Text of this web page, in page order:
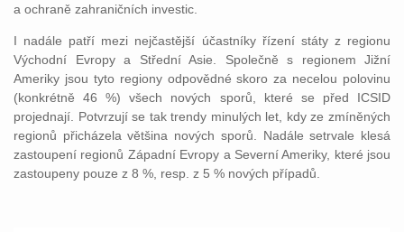
a ochraně zahraničních investic.
I nadále patří mezi nejčastější účastníky řízení státy z regionu
Východní Evropy a Střední Asie. Společně s regionem Jižní
Ameriky jsou tyto regiony odpovědné skoro za necelou polovinu
(konkrétně 46 %) všech nových sporů, které se před ICSID
projednají. Potvrzují se tak trendy minulých let, kdy ze zmíněných
regionů přicházela většina nových sporů. Nadále setrvale klesá
zastoupení regionů Západní Evropy a Severní Ameriky, které jsou
zastoupeny pouze z 8 %, resp. z 5 % nových případů.